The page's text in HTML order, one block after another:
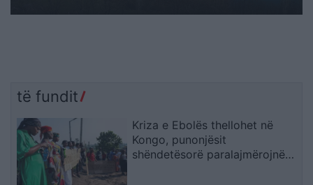
të fundit
Kriza e Ebolës thellohet në
Kongo, punonjësit
shëndetësorë paralajmërojnë